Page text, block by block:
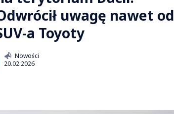
uwagę nawet od
a Toyoty
Nowości
20.02.2026